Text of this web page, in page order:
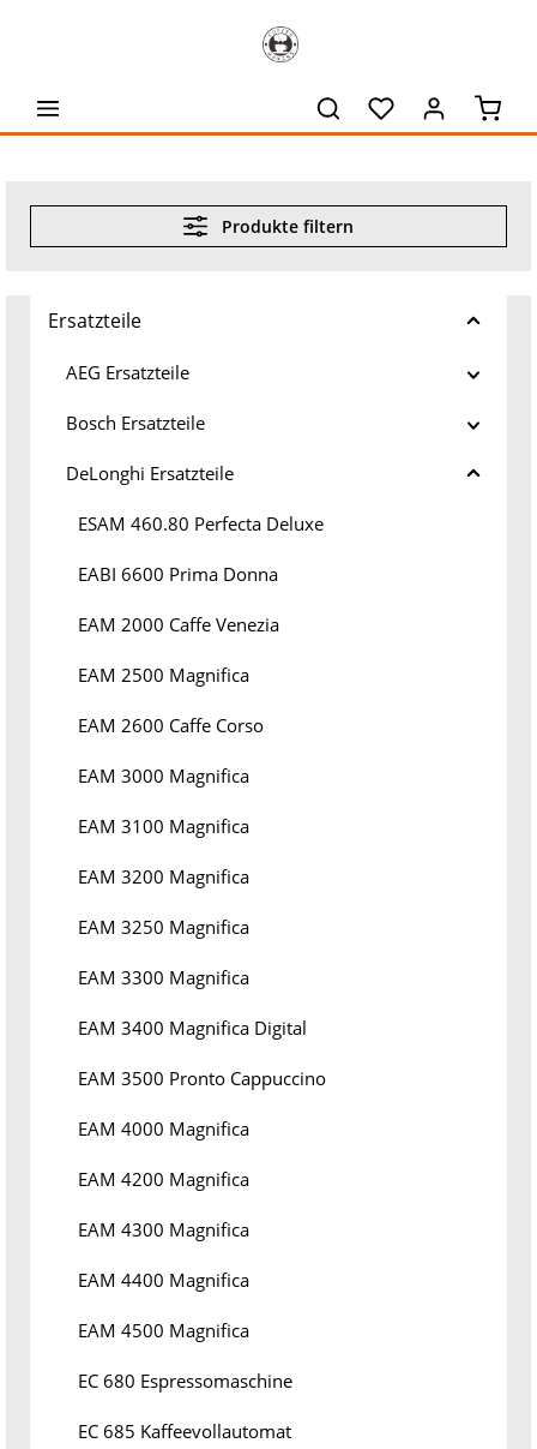
Produkte filtern
Ersatzteile
AEG Ersatzteile
Bosch Ersatzteile
DeLonghi Ersatzteile
ESAM 460.80 Perfecta Deluxe
EABI 6600 Prima Donna
EAM 2000 Caffe Venezia
EAM 2500 Magnifica
EAM 2600 Caffe Corso
EAM 3000 Magnifica
EAM 3100 Magnifica
EAM 3200 Magnifica
EAM 3250 Magnifica
EAM 3300 Magnifica
EAM 3400 Magnifica Digital
EAM 3500 Pronto Cappuccino
EAM 4000 Magnifica
EAM 4200 Magnifica
EAM 4300 Magnifica
EAM 4400 Magnifica
EAM 4500 Magnifica
EC 680 Espressomaschine
EC 685 Kaffeevollautomat